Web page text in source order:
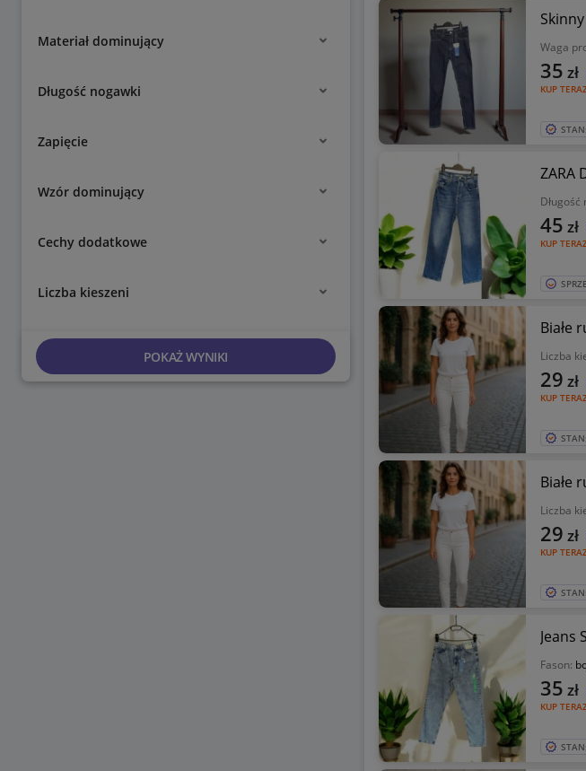
Materiał dominujący
Długość nogawki
Zapięcie
Wzór dominujący
Cechy dodatkowe
Liczba kieszeni
POKAŻ WYNIKI
Waga
KUP
35 zł
ZARA
Długość
KUP
45 zł
Białe
Liczba
KUP
29 zł
Białe
Liczba
KUP
29 zł
Jeans
Fason:
KUP
35 zł